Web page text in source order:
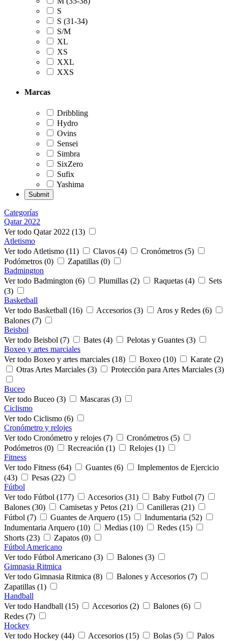
S
S (31-34)
S/M
XL
XS
XXL
XXS
Marcas
Dribbling
Hydro
Ovins
Sensei
Simbra
SixZero
Sufix
Yashima
Categorías
Qatar 2022
Ver todo Qatar 2022 (13)
Atletismo
Ver todo Atletismo (11)
Clavos (4)
Cronómetros (5)
Podómetros (0)
Zapatillas (0)
Badmington
Ver todo Badmington (6)
Plumillas (2) Raquetas (4)
Sets
(3)
Basketball
Ver todo Basketball (16)
Accesorios (3)
Aros y Redes (6)
Balones (7)
Beisbol
Ver todo Beisbol (7)
Bates (4)
Pelotas y Guantes (3)
Boxeo y artes marciales
Ver todo Boxeo y artes marciales (18)
Boxeo (10)
Karate (2)
Otras Artes Marciales (3)
Protección para Artes Marciales (3)
Buceo
Ver todo Buceo (3)
Mascaras (3)
Ciclismo
Ver todo Ciclismo (6)
Cronómetro y relojes
Ver todo Cronómetro y relojes (7)
Cronómetros (5)
Podómetros (0)
Recreación (1)
Relojes (1)
Fitness
Ver todo Fitness (64)
Guantes (6)
Implementos de Ejercicio
(43)
Pesas (22)
Fútbol
Ver todo Fútbol (177)
Accesorios (31)
Baby Futbol (7)
Balones (30)
Camisetas y Petos (21)
Canilleras (21)
Fútbol (7)
Guantes de Arquero (15)
Indumentaria (52)
Indumentaria Arquero (10)
Medias (10)
Redes (15)
Shorts (23)
Zapatos (0)
Fútbol Americano
Ver todo Fútbol Americano (3)
Balones (3)
Gimnasia Ritmica
Ver todo Gimnasia Ritmica (8)
Balones y Accesorios (7)
Zapatillas (1)
Handball
Ver todo Handball (15)
Accesorios (2)
Balones (6)
Redes (7)
Hockey
Ver todo Hockey (44)
Accesorios (15) Bolas (5)
Palos